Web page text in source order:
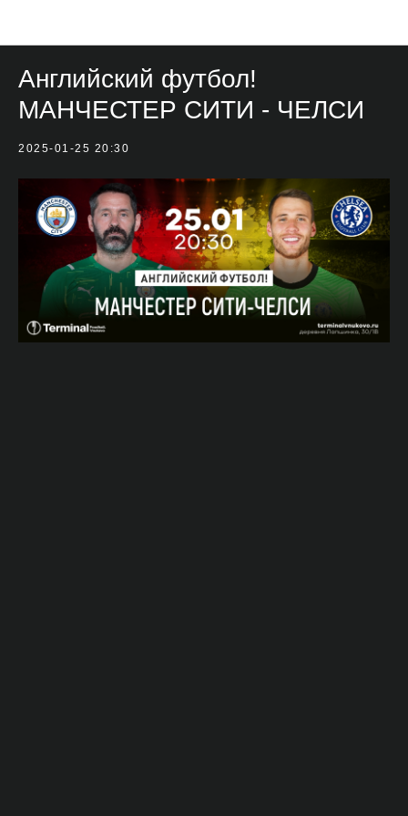
Английский футбол!
МАНЧЕСТЕР СИТИ - ЧЕЛСИ
2025-01-25 20:30